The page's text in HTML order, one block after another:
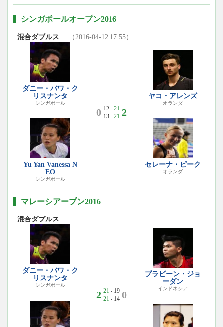
シンガポールオープン2016
混合ダブルス （2016-04-12 17:55）
ダニー・バワ・ク
リスナンタ
シンガポール
Yu Yan Vanessa N
EO
シンガポール
0 12 - 21
13 - 21 2
ヤコ・アレンズ
オランダ
セレーナ・ピーク
オランダ
マレーシアープン2016
混合ダブルス
ダニー・バワ・ク
リスナンタ
シンガポール
2 21 - 19
21 - 14 0
プラビーン・ジョ
ーダン
インドネシア